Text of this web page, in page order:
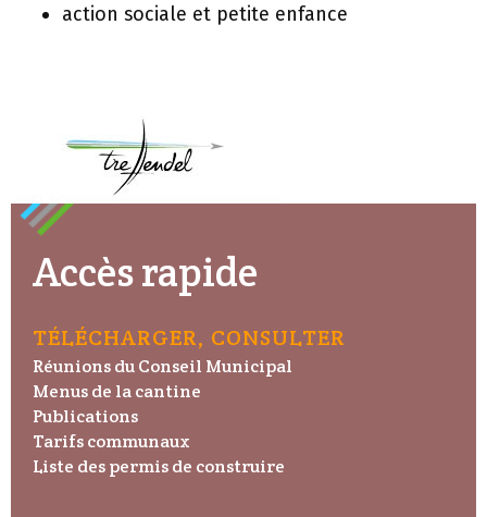
action sociale et petite enfance
Accès rapide
TÉLÉCHARGER, CONSULTER
Réunions du Conseil Municipal
Menus de la cantine
Publications
Tarifs communaux
Liste des permis de construire